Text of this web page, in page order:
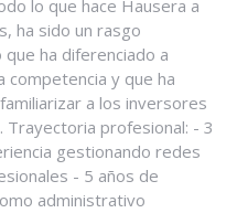
lo que hace Hausera a
ha sido un rasgo
ha diferenciado a
competencia y que ha
a los inversores
Trayectoria profesional: - 3
gestionando redes
- 5 años de
administrativo